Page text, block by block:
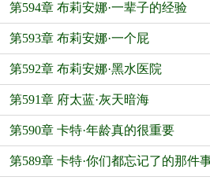
第594章 布莉安娜·一辈子的经验
第593章 布莉安娜·一个屁
第592章 布莉安娜·黑水医院
第591章 府太蓝·灰天暗海
第590章 卡特·年龄真的很重要
第589章 卡特·你们都忘记了的那件